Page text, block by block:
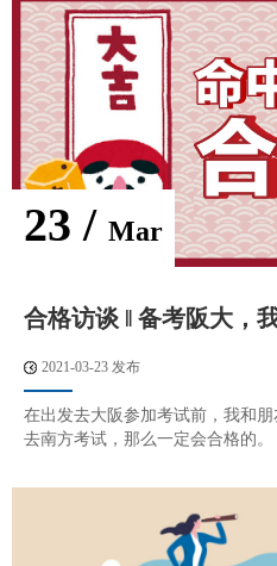
23 / Mar
合格访谈 ‖ 备考阪大，
2021-03-23 发布
在出发去大阪参加考试前，我和
去南方考试，那么一定会合格的。